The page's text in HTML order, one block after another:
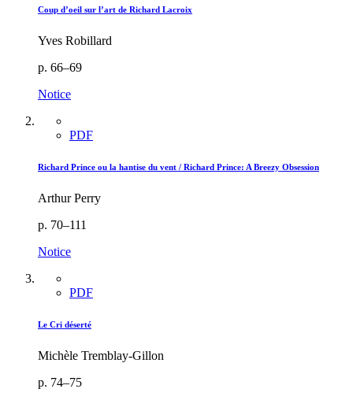
Coup d’oeil sur l’art de Richard Lacroix
Yves Robillard
p. 66–69
Notice
PDF
Richard Prince ou la hantise du vent / Richard Prince: A Breezy Obsession
Arthur Perry
p. 70–111
Notice
PDF
Le Cri déserté
Michèle Tremblay-Gillon
p. 74–75